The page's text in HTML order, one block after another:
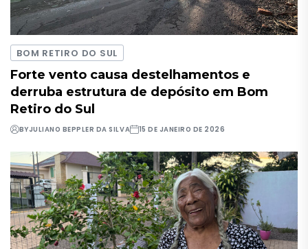
BOM RETIRO DO SUL
Forte vento causa destelhamentos e
derruba estrutura de depósito em Bom
Retiro do Sul
BYJULIANO BEPPLER DA SILVA 15 DE JANEIRO DE 2026